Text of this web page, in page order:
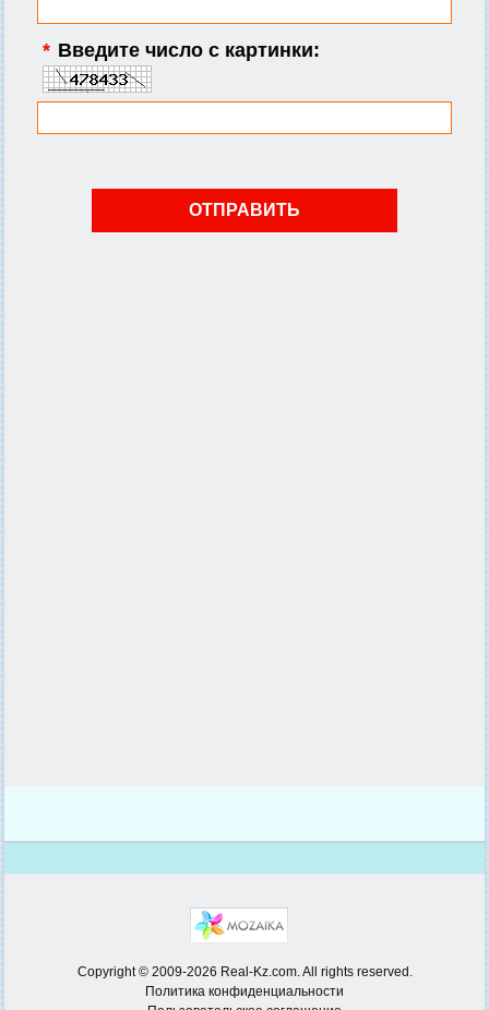
* Введите число с картинки:
Copyright © 2009-2026 Real-Kz.com. All rights reserved.
Политика конфиденциальности